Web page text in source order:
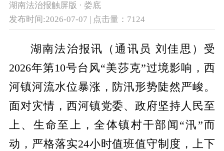
湖南法治报触屏版 · 娄底
发布时间:2026-07-07 | 点击量：7124
湖南法治报讯（通讯员 刘佳思）受
2026年第10号台风“美莎克”过境影响，西
河镇河流水位暴涨，防汛形势陡然严峻。
面对灾情，西河镇党委、政府坚持人民至
上、生命至上，全体镇村干部闻“汛”而
动，严格落实24小时值班值守制度，上下